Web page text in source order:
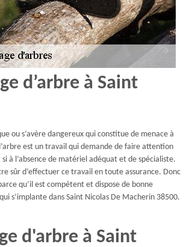
d’arbre à Saint
ou s’avère dangereux qui constitue de menace à
est un travail qui demande de faire attention
à l’absence de matériel adéquat et de spécialiste.
sûr d’effectuer ce travail en toute assurance. Donc
qu’il est compétent et dispose de bonne
s’implante dans Saint Nicolas De Macherin 38500.
d'arbre à Saint